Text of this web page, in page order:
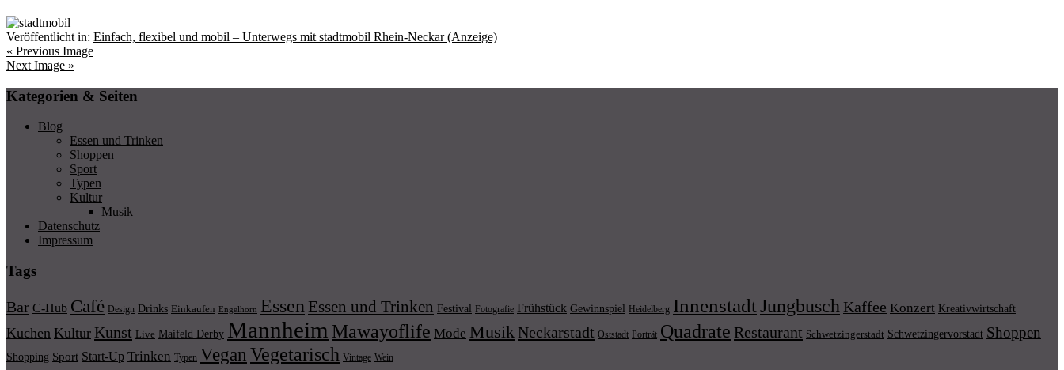
Veröffentlicht in: Einfach, flexibel und mobil – Unterwegs mit stadtmobil Rhein-Neckar (Anzeige)
« Previous Image
Next Image »
Kategorien & Seiten
Blog
Essen und Trinken
Shoppen
Sport
Typen
Kultur
Musik
Datenschutz
Impressum
Tags
Bar C-Hub Café Design Drinks Einkaufen Engelhorn Essen Essen und Trinken Festival Fotografie Frühstück Gewinnspiel Heidelberg InnenstadtJungbusch Kaffee Konzert Kreativwirtschaft
Kuchen Kultur Kunst Live Maifeld Derby Mannheim Mawayoflife Mode Musik Neckarstadt Oststadt Porträt Quadrate Restaurant Schwetzingerstadt Schwetzingervorstadt Shoppen
Shopping Sport Start-Up Trinken Typen Vegan Vegetarisch Vintage Wein